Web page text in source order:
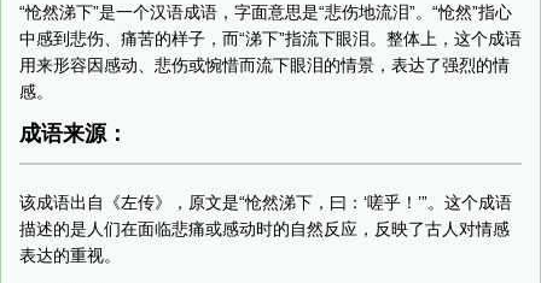
“怆然涕下”是一个汉语成语，字面意思是“悲伤地流泪”。“怆然”指心
中感到悲伤、痛苦的样子，而“涕下”指流下眼泪。整体上，这个成语
用来形容因感动、悲伤或惋惜而流下眼泪的情景，表达了强烈的情
感。
成语来源：
该成语出自《左传》，原文是“怆然涕下，曰：‘嗟乎！’”。这个成语
描述的是人们在面临悲痛或感动时的自然反应，反映了古人对情感
表达的重视。